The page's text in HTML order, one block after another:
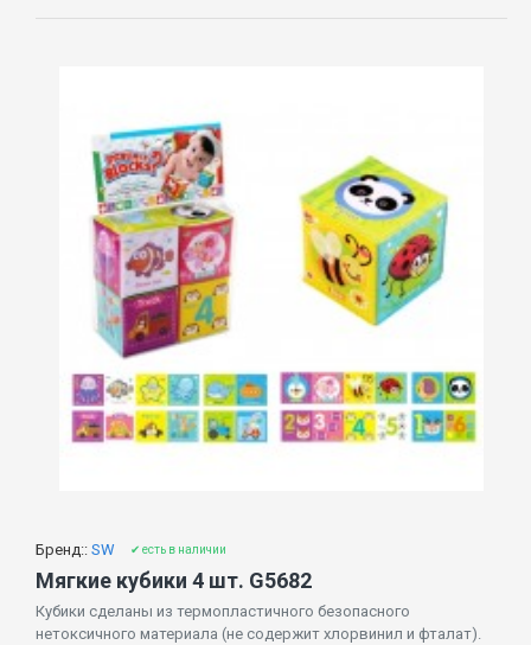
Бренд:: SW ✔ есть в наличии
Мягкие кубики 4 шт. G5682
Кубики сделаны из термопластичного безопасного
нетоксичного материала (не содержит хлорвинил и фталат).